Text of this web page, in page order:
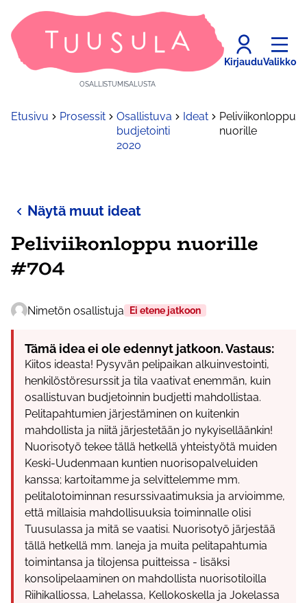
OSALLISTUMISALUSTA
KirjauduValikko
Etusivu Prosessit
Osallistuva
budjetointi
2020
Ideat
Peliviikonloppu
nuorille
Näytä muut ideat
Peliviikonloppu nuorille
#704
Nimetön osallistuja Ei etene jatkoon
Tämä idea ei ole edennyt jatkoon. Vastaus:
Kiitos ideasta! Pysyvän pelipaikan alkuinvestointi,
henkilöstöresurssit ja tila vaativat enemmän, kuin
osallistuvan budjetoinnin budjetti mahdollistaa.
Pelitapahtumien järjestäminen on kuitenkin
mahdollista ja niitä järjestetään jo nykyiselläänkin!
Nuorisotyö tekee tällä hetkellä yhteistyötä muiden
Keski-Uudenmaan kuntien nuorisopalveluiden
kanssa; kartoitamme ja selvittelemme mm.
pelitalotoiminnan resurssivaatimuksia ja arvioimme,
että millaisia mahdollisuuksia toiminnalle olisi
Tuusulassa ja mitä se vaatisi. Nuorisotyö järjestää
tällä hetkellä mm. laneja ja muita pelitapahtumia
toimintansa ja tilojensa puitteissa - lisäksi
konsolipelaaminen on mahdollista nuorisotiloilla
Riihikalliossa, Lahelassa, Kellokoskella ja Jokelassa